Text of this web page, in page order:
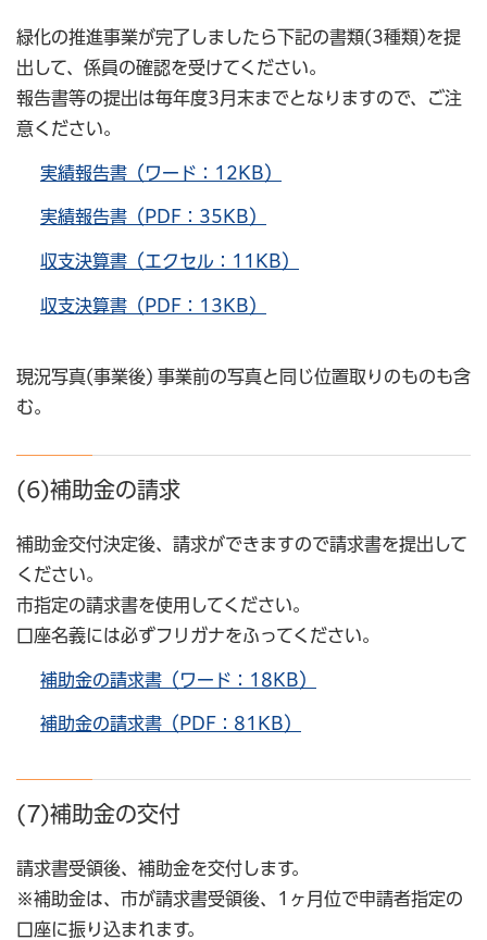
緑化の推進事業が完了しましたら下記の書類(3種類)を提
出して、係員の確認を受けてください。
報告書等の提出は毎年度3月末までとなりますので、ご注
意ください。
実績報告書（ワード：12KB）
実績報告書（PDF：35KB）
収支決算書（エクセル：11KB）
収支決算書（PDF：13KB）
現況写真(事業後) 事業前の写真と同じ位置取りのものも含
む。
(6)補助金の請求
補助金交付決定後、請求ができますので請求書を提出して
ください。
市指定の請求書を使用してください。
口座名義には必ずフリガナをふってください。
補助金の請求書（ワード：18KB）
補助金の請求書（PDF：81KB）
(7)補助金の交付
請求書受領後、補助金を交付します。
※補助金は、市が請求書受領後、1ヶ月位で申請者指定の
口座に振り込まれます。